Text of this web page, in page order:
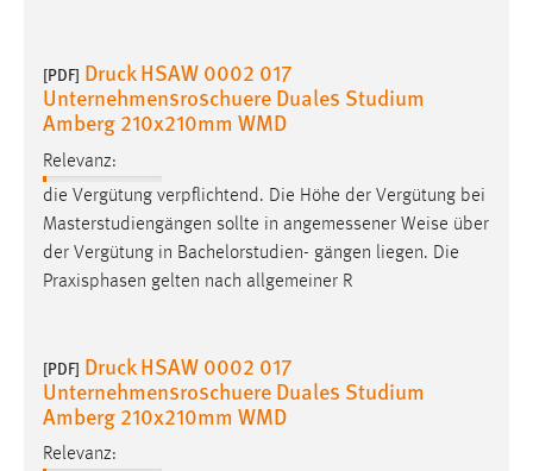
[PDF] Druck HSAW 0002 017
Unternehmensroschuere Duales Studium
Amberg 210x210mm WMD
Relevanz:
die Vergütung verpflichtend. Die Höhe der Vergütung bei
Masterstudiengängen sollte in angemessener Weise über
der Vergütung in Bachelorstudien- gängen liegen. Die
Praxisphasen gelten nach allgemeiner R
[PDF] Druck HSAW 0002 017
Unternehmensroschuere Duales Studium
Amberg 210x210mm WMD
Relevanz: